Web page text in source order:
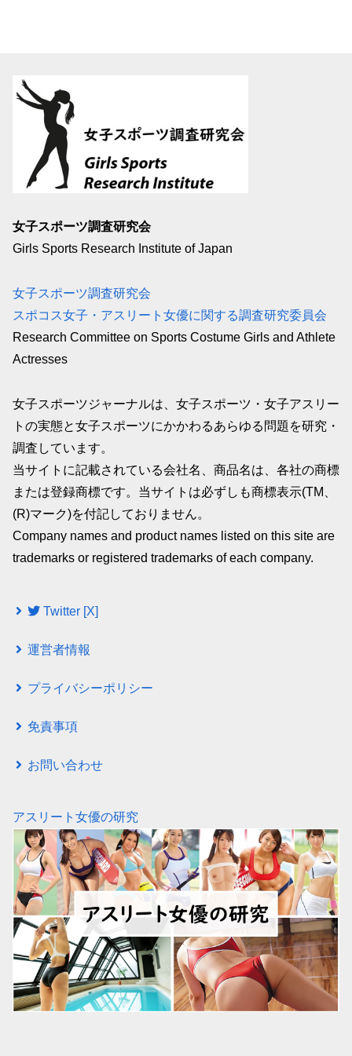
女子スポーツ調査研究会
Girls Sports Research Institute of Japan
女子スポーツ調査研究会
スポコス女子・アスリート女優に関する調査研究委員会
Research Committee on Sports Costume Girls and Athlete
Actresses
女子スポーツジャーナルは、女子スポーツ・女子アスリー
トの実態と女子スポーツにかかわるあらゆる問題を研究・
調査しています。
当サイトに記載されている会社名、商品名は、各社の商標
または登録商標です。当サイトは必ずしも商標表示(TM、
(R)マーク)を付記しておりません。
Company names and product names listed on this site are
trademarks or registered trademarks of each company.
Twitter [X]
運営者情報
プライバシーポリシー
免責事項
お問い合わせ
アスリート女優の研究